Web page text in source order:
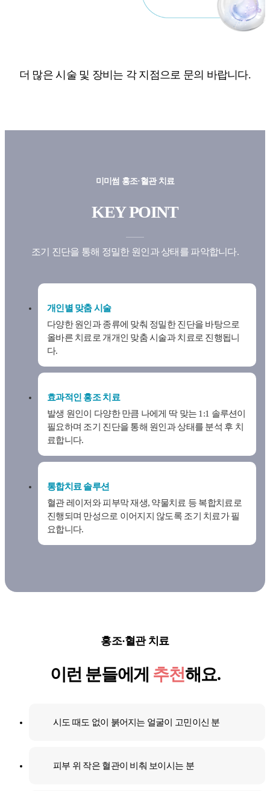
더 많은 시술 및 장비는 각 지점으로 문의 바랍니다.
미미썸 홍조·혈관 치료
KEY POINT
조기 진단을 통해 정밀한 원인과 상태를 파악합니다.
개인별 맞춤 시술
다양한 원인과 종류에 맞춰 정밀한 진단을 바탕으로
올바른 치료로 개개인 맞춤 시술과 치료로 진행됩니
다.
효과적인 홍조 치료
발생 원인이 다양한 만큼 나에게 딱 맞는 1:1 솔루션이
필요하며 조기 진단을 통해 원인과 상태를 분석 후 치
료합니다.
통합치료 솔루션
혈관 레이저와 피부막 재생, 약물치료 등 복합치료로
진행되며 만성으로 이어지지 않도록 조기 치료가 필
요합니다.
홍조·혈관 치료
이런 분들에게 추천해요.
시도 때도 없이 붉어지는 얼굴이 고민이신 분
피부 위 작은 혈관이 비춰 보이시는 분